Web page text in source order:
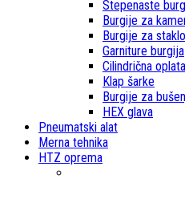
Stepenaste
Burgije za
Burgije za staklo
Garniture burgija
Cilindrična oplata
Klap šarke
Burgije za
HEX glava
Pneumatski alat
Merna tehnika
HTZ oprema